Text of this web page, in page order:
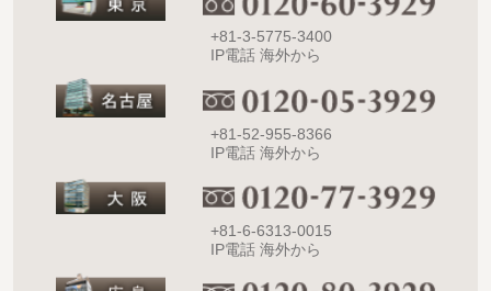
+81-3-5775-3400
IP電話 海外から
+81-52-955-8366
IP電話 海外から
+81-6-6313-0015
IP電話 海外から